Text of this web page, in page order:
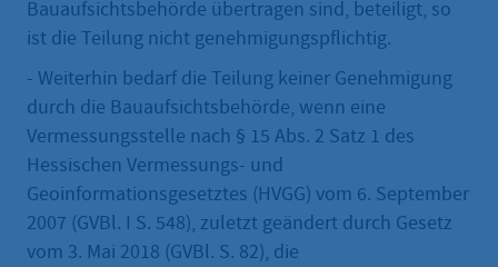
Bauaufsichtsbehörde übertragen sind, beteiligt, so
ist die Teilung nicht genehmigungspflichtig.
- Weiterhin bedarf die Teilung keiner Genehmigung
durch die Bauaufsichtsbehörde, wenn eine
Vermessungsstelle nach § 15 Abs. 2 Satz 1 des
Hessischen Vermessungs- und
Geoinformationsgesetztes (HVGG) vom 6. September
2007 (GVBl. I S. 548), zuletzt geändert durch Gesetz
vom 3. Mai 2018 (GVBl. S. 82), die